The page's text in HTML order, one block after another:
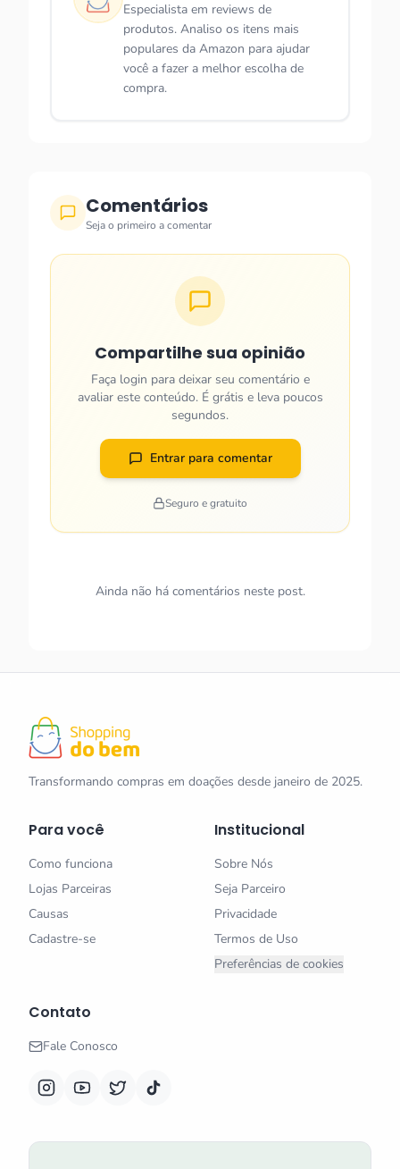
Especialista em reviews de
produtos. Analiso os itens mais
populares da Amazon para ajudar
você a fazer a melhor escolha de
compra.
Comentários
Seja o primeiro a comentar
Compartilhe sua opinião
Faça login para deixar seu comentário e
avaliar este conteúdo. É grátis e leva poucos
segundos.
Entrar para comentar
Seguro e gratuito
Ainda não há comentários neste post.
Transformando compras em doações desde janeiro de 2025.
Para você
Como funciona
Lojas Parceiras
Causas
Cadastre-se
Institucional
Sobre Nós
Seja Parceiro
Privacidade
Termos de Uso
Preferências de cookies
Contato
Fale Conosco